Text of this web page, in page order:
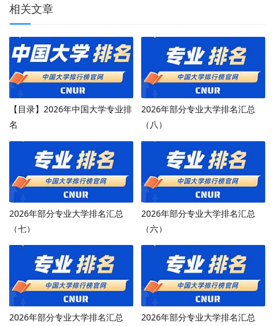
相关文章
【目录】2026年中国大学专业排
名
2026年部分专业大学排名汇总
（八）
2026年部分专业大学排名汇总
（七）
2026年部分专业大学排名汇总
（六）
2026年部分专业大学排名汇总
2026年部分专业大学排名汇总